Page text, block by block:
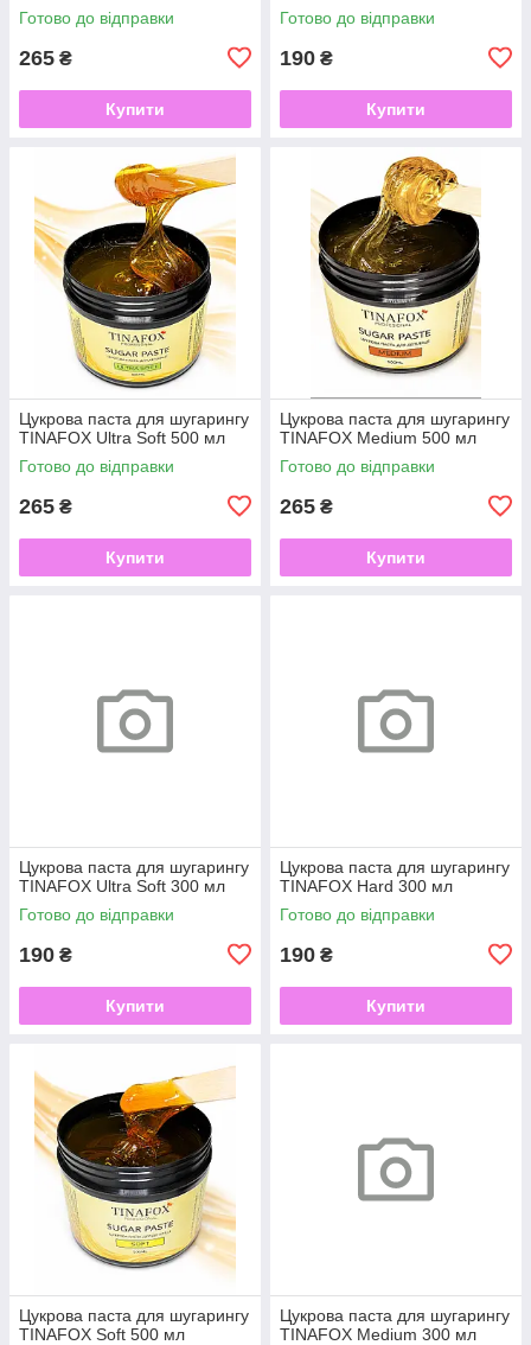
Готово до відправки
265 ₴
Купити
Готово до відправки
190 ₴
Купити
Цукрова паста для шугарингу
TINAFOX Ultra Soft 500 мл
Готово до відправки
265 ₴
Купити
Цукрова паста для шугарингу
TINAFOX Medium 500 мл
Готово до відправки
265 ₴
Купити
Цукрова паста для шугарингу
TINAFOX Ultra Soft 300 мл
Готово до відправки
190 ₴
Купити
Цукрова паста для шугарингу
TINAFOX Hard 300 мл
Готово до відправки
190 ₴
Купити
Цукрова паста для шугарингу
TINAFOX Soft 500 мл
Цукрова паста для шугарингу
TINAFOX Medium 300 мл